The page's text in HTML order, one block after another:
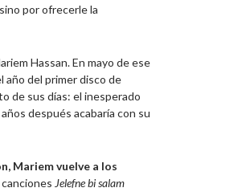
por ofrecerle la
Hassan. En mayo de ese
año del primer disco de
de sus días: el inesperado
después acabaría con su
Mariem vuelve a los
Jelefne bi salam